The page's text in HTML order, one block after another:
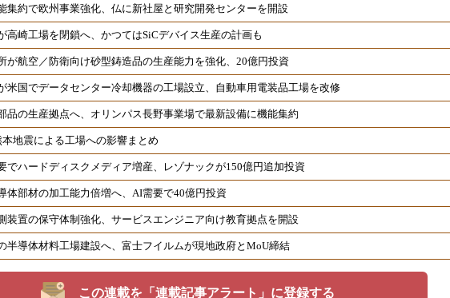
集約で欧州事業強化、仏に新社屋と研究開発センターを開設
高崎工場を閉鎖へ、かつてはSiCデバイス生産の計画も
が航空／防衛向け砂型鋳造品の生産能力を強化、20億円投資
米国でデータセンター冷却機器の工場設立、自動車用電装品工場を改修
品の生産拠点へ、オリンパス長野事業場で最新設備に機能集約
地震による工場への影響まとめ
でハードディスクメディア増産、レゾナックが150億円追加投資
体部材の加工能力倍増へ、AI需要で40億円投資
装置の保守体制強化、サービスエンジニア向け教育拠点を開設
半導体材料工場建設へ、富士フイルムが現地政府とMoU締結
この連載を「連載記事アラート」に登録する